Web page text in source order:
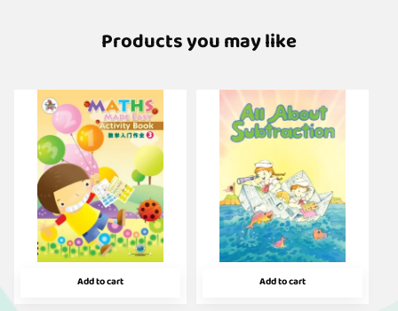
Products you may like
Add to cart Add to cart